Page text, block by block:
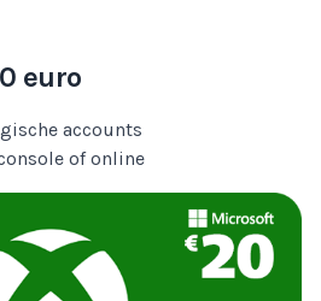
euro
accounts
of online